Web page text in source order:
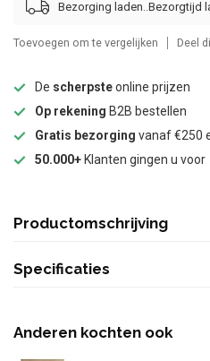
Bezorging laden..
Toevoegen om te vergelijken Deel
De scherpsteonline prijzen
Op rekening B2B bestellen
Gratis bezorging vanaf €250
50.000+ Klanten gingen u voor
Productomschrijving
Specificaties
Anderen kochten ook